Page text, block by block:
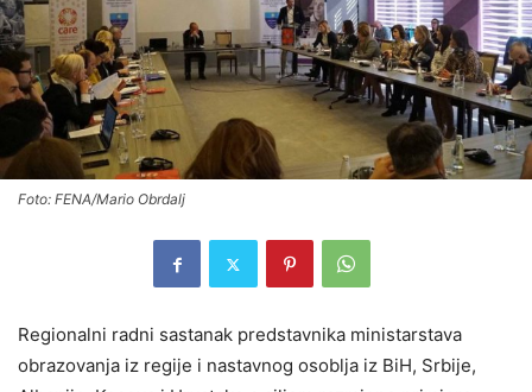
Foto: FENA/Mario Obrdalj
Regionalni radni sastanak predstavnika ministarstava
obrazovanja iz regije i nastavnog osoblja iz BiH, Srbije,